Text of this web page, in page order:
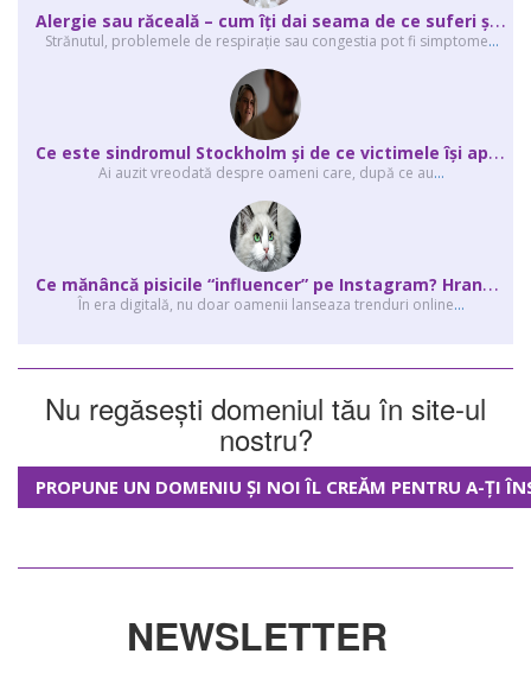
A
lergie sau răceală – cum îţi dai seama de ce suferi și de ce conteaz...
Strănutul, problemele de respirație sau congestia pot fi simptome...
C
e este sindromul Stockholm și de ce victimele își apără agresorii.
Ai auzit vreodată despre oameni care, după ce au...
C
e mănâncă pisicile “influencer” pe Instagram? Hrana lor virală
În era digitală, nu doar oamenii lanseaza trenduri online...
Nu regăsești domeniul tău în site-ul
nostru?
PROPUNE UN DOMENIU ȘI NOI ÎL CREĂM PENTRU A-ȚI
NEWSLETTER